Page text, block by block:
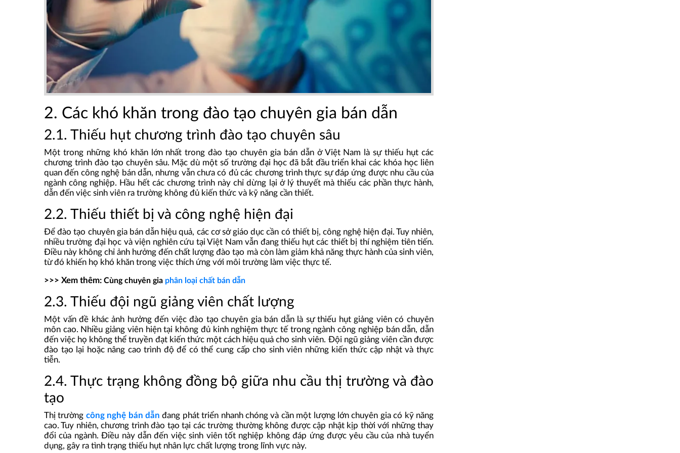
2. Các khó khăn trong đào tạo chuyên gia bán dẫn
2.1. Thiếu hụt chương trình đào tạo chuyên sâu
Một trong những khó khăn lớn nhất trong đào tạo chuyên gia bán dẫn ở Việt Nam là sự thiếu hụt các
chương trình đào tạo chuyên sâu. Mặc dù một số trường đại học đã bắt đầu triển khai các khóa học liên
quan đến công nghệ bán dẫn, nhưng vẫn chưa có đủ các chương trình thực sự đáp ứng được nhu cầu của
ngành công nghiệp. Hầu hết các chương trình này chỉ dừng lại ở lý thuyết mà thiếu các phần thực hành,
dẫn đến việc sinh viên ra trường không đủ kiến thức và kỹ năng cần thiết.
2.2. Thiếu thiết bị và công nghệ hiện đại
Để đào tạo chuyên gia bán dẫn hiệu quả, các cơ sở giáo dục cần có thiết bị, công nghệ hiện đại. Tuy nhiên,
nhiều trường đại học và viện nghiên cứu tại Việt Nam vẫn đang thiếu hụt các thiết bị thí nghiệm tiên tiến.
Điều này không chỉ ảnh hưởng đến chất lượng đào tạo mà còn làm giảm khả năng thực hành của sinh viên,
từ đó khiến họ khó khăn trong việc thích ứng với môi trường làm việc thực tế.
>>> Xem thêm: Cùng chuyên gia phân loại chất bán dẫn
2.3. Thiếu đội ngũ giảng viên chất lượng
Một vấn đề khác ảnh hưởng đến việc đào tạo chuyên gia bán dẫn là sự thiếu hụt giảng viên có chuyên
môn cao. Nhiều giảng viên hiện tại không đủ kinh nghiệm thực tế trong ngành công nghiệp bán dẫn, dẫn
đến việc họ không thể truyền đạt kiến thức một cách hiệu quả cho sinh viên. Đội ngũ giảng viên cần được
đào tạo lại hoặc nâng cao trình độ để có thể cung cấp cho sinh viên những kiến thức cập nhật và thực
tiễn.
2.4. Thực trạng không đồng bộ giữa nhu cầu thị trường và đào
tạo
Thị trường công nghệ bán dẫn đang phát triển nhanh chóng và cần một lượng lớn chuyên gia có kỹ năng
cao. Tuy nhiên, chương trình đào tạo tại các trường thường không được cập nhật kịp thời với những thay
đổi của ngành. Điều này dẫn đến việc sinh viên tốt nghiệp không đáp ứng được yêu cầu của nhà tuyển
dụng, gây ra tình trạng thiếu hụt nhân lực chất lượng trong lĩnh vực này.